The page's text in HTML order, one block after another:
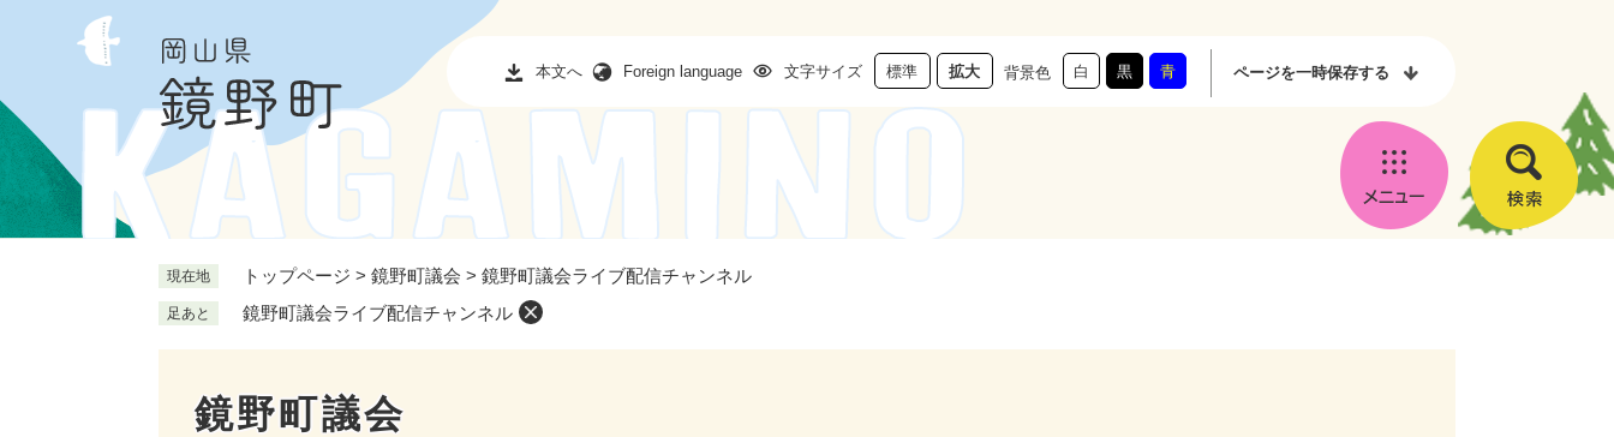
の
で
。
ー
ば
て
本文へ Foreign language 文字サイズ 標準 拡大 背景色 白 黒 青 ページを一時保存する
メ
ニ
検
索
現在地 トップページ > 鏡野町議会 > 鏡野町議会ライブ配信チャンネル
足あと 鏡野町議会ライブ配信チャンネル
鏡野町議会